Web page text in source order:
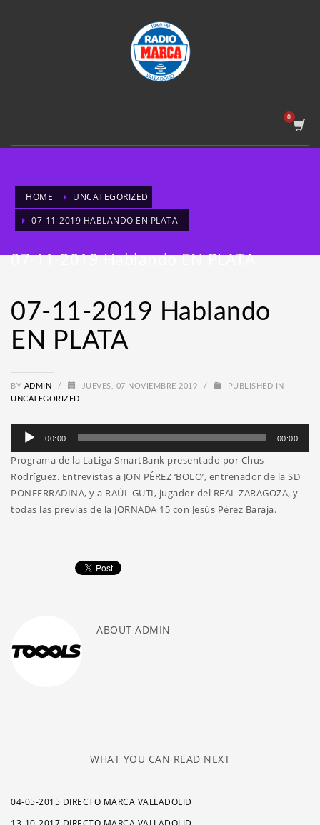
HOME
UNCATEGORIZED
07-11-2019 HABLANDO EN PLATA
07-11-2019 Hablando EN PLATA
07-11-2019 Hablando
EN PLATA
BY ADMIN / JUEVES, 07 NOVIEMBRE 2019 /
PUBLISHED IN
UNCATEGORIZED
Reproductor
audio
00:00 00:00
Programa de la LaLiga SmartBank presentado por Chus
Rodríguez. Entrevistas a JON PÉREZ ‘BOLO’, entrenador de la SD
PONFERRADINA, y a RAÚL GUTI, jugador del REAL ZARAGOZA, y
todas las previas de la JORNADA 15 con Jesús Pérez Baraja.
ABOUT ADMIN
WHAT YOU CAN READ NEXT
04-05-2015 DIRECTO MARCA VALLADOLID